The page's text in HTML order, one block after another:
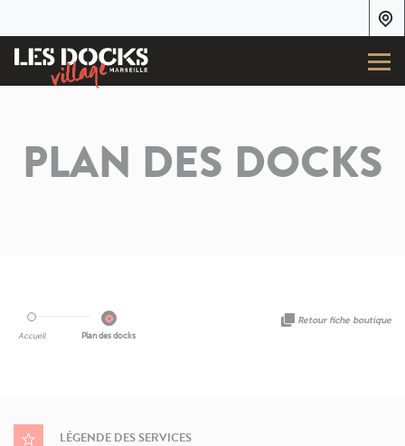
PLAN DES DOCKS
Accueil Plan des docks
Retour fiche boutique
LÉGENDE DES SERVICES